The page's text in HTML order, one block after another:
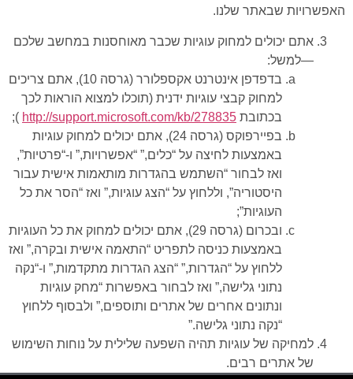
האפשרויות שבאתר שלנו.
אתם יכולים למחוק עוגיות שכבר מאוחסנות במחשב שלכם
—למשל:
בדפדפן אינטרנט אקספלורר (גרסה 10), אתם צריכים
למחוק קבצי עוגיות ידנית (תוכלו למצוא הוראות לכך
בכתובת http://support.microsoft.com/kb/278835
);
בפיירפוקס (גרסה 24), אתם יכולים למחוק עוגיות
באמצעות לחיצה על “כלים,” “אפשרויות,” ו-“פרטיות”,
ואז לבחור “השתמש בהגדרות מותאמות אישית עבור
היסטוריה”, וללחוץ על “הצג עוגיות,” ואז “הסר את כל
העוגיות”;
ובכרום (גרסה 29), אתם יכולים למחוק את כל העוגיות
באמצעות כניסה לתפריט “התאמה אישית ובקרה,” ואז
ללחוץ על “הגדרות,” “הצג הגדרות מתקדמות,” ו-“נקה
נתוני גלישה,” ואז לבחור באפשרות “מחק עוגיות
ונתונים אחרים של אתרים ותוספים,” ולבסוף ללחוץ
“נקה נתוני גלישה.”
למחיקה של עוגיות תהיה השפעה שלילית על נוחות השימוש
של אתרים רבים.